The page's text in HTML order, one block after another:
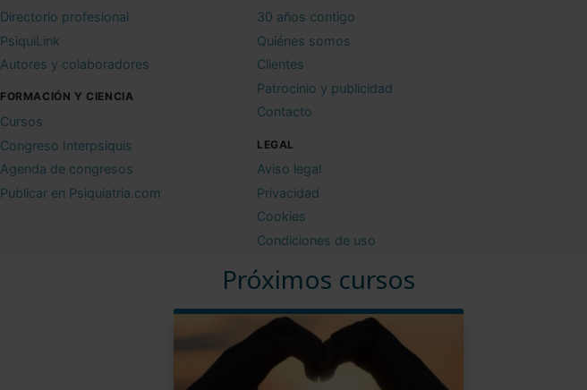
Próximos cursos
Directorio profesional
PsiquiLink
Autores y colaboradores
FORMACIÓN Y CIENCIA
Cursos
Congreso Interpsiquis
Agenda de congresos
Publicar en Psiquiatria.com
30 años contigo
Quiénes somos
Clientes
Patrocinio y publicidad
Contacto
LEGAL
Aviso legal
Privacidad
Cookies
Condiciones de uso